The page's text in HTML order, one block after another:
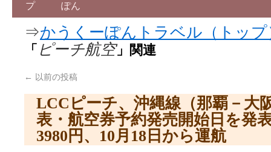
プ ぽん
⇒かうくーぽんトラベル（トップ
「 ピーチ航空」関連
← 以前の投稿
LCCピーチ、沖縄線（那覇－大
表・航空券予約発売開始日を発
3980円、10月18日から運航